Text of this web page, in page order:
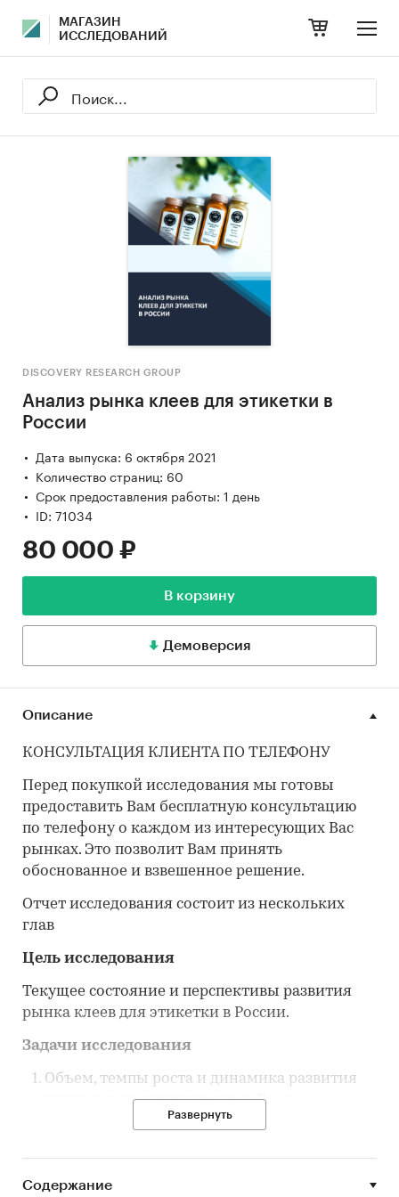
МАГАЗИН
ИССЛЕДОВАНИЙ
DISCOVERY RESEARCH GROUP
Анализ рынка клеев для этикетки в
России
Дата выпуска: 6 октября 2021
Количество страниц: 60
Срок предоставления работы: 1 день
ID: 71034
80 000 ₽
В корзину
Демоверсия
Описание
КОНСУЛЬТАЦИЯ КЛИЕНТА ПО ТЕЛЕФОНУ
Перед покупкой исследования мы готовы
предоставить Вам бесплатную консультацию
по телефону о каждом из интересующих Вас
рынках. Это позволит Вам принять
обоснованное и взвешенное решение.
Отчет исследования состоит из нескольких
глав
Цель исследования
Текущее состояние и перспективы развития
рынка клеев для этикетки в России.
Задачи исследования
Объем, темпы роста и динамика развития
рынка клеев для этикетки в России.
Объем и темпы роста производства клеев
Объем импорта в Россию и экспорта из
Развернуть
Содержание